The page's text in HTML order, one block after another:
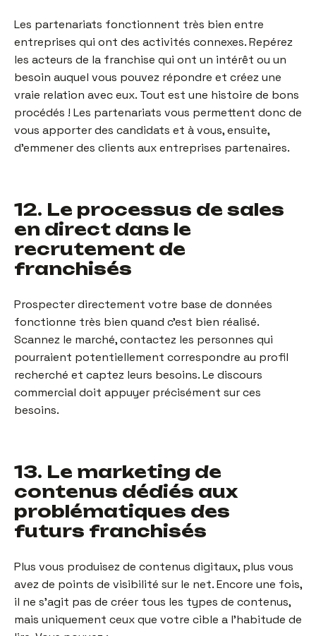
Les partenariats fonctionnent très bien entre
entreprises qui ont des activités connexes. Repérez
les acteurs de la franchise qui ont un intérêt ou un
besoin auquel vous pouvez répondre et créez une
vraie relation avec eux. Tout est une histoire de bons
procédés ! Les partenariats vous permettent donc de
vous apporter des candidats et à vous, ensuite,
d’emmener des clients aux entreprises partenaires.
12. Le processus de sales
en direct dans le
recrutement de
franchisés
Prospecter directement votre base de données
fonctionne très bien quand c’est bien réalisé.
Scannez le marché, contactez les personnes qui
pourraient potentiellement correspondre au profil
recherché et captez leurs besoins. Le discours
commercial doit appuyer précisément sur ces
besoins.
13. Le marketing de
contenus dédiés aux
problématiques des
futurs franchisés
Plus vous produisez de contenus digitaux, plus vous
avez de points de visibilité sur le net. Encore une fois,
il ne s’agit pas de créer tous les types de contenus,
mais uniquement ceux que votre cible a l’habitude de